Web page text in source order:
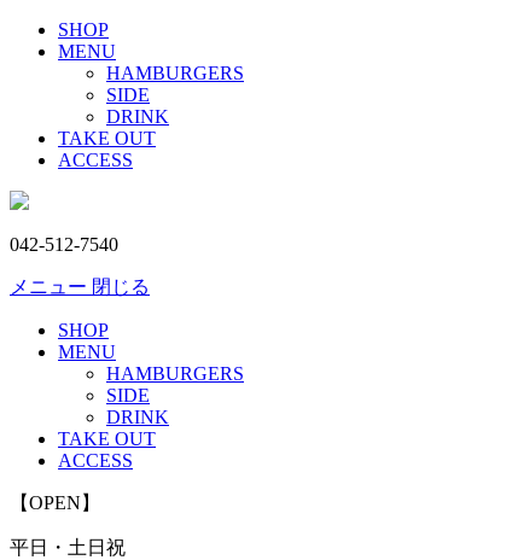
SHOP
MENU
HAMBURGERS
SIDE
DRINK
TAKE OUT
ACCESS
042-512-7540
メニュー 閉じる
SHOP
MENU
HAMBURGERS
SIDE
DRINK
TAKE OUT
ACCESS
【OPEN】
平日・土日祝